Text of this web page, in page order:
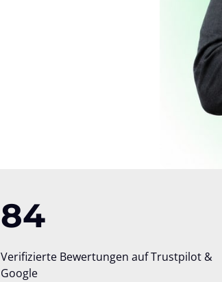
84
Verifizierte Bewertungen auf Trustpilot &
Google